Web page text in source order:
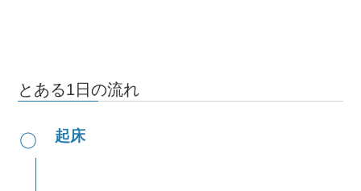
とある1日の流れ
● 起床